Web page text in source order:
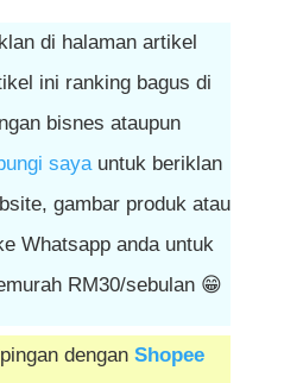
di halaman artikel
ini ranking bagus di
bisnes ataupun
sayauntuk beriklan
gambar produk atau
Whatsapp anda untuk
RM30/sebulan 😁
dengan Shopee